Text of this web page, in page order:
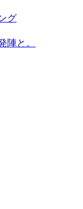
グ
陣と。